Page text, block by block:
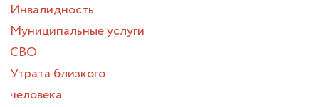
Инвалидность
Муниципальные услуги
СВО
Утрата близкого
человека